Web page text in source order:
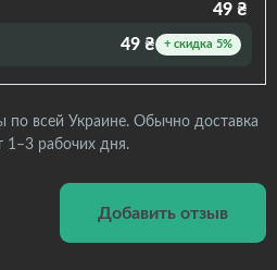
49 ₴
49 ₴ + скидка 5%
по всей Украине. Обычно доставка
1–3 рабочих дня.
Добавить отзыв